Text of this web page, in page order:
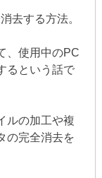
去する方法。
、使用中のPC
るという話で
ルの加工や複
の完全消去を